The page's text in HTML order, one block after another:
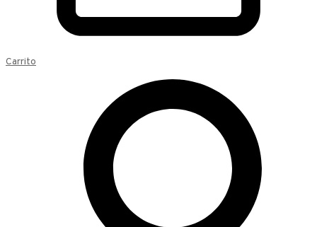
Carrito